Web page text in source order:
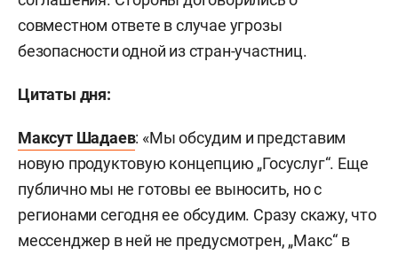
совместном ответе в случае угрозы
безопасности одной из стран-участниц.
Цитаты дня:
Максут Шадаев: «Мы обсудим и представим
новую продуктовую концепцию „Госуслуг“. Еще
публично мы не готовы ее выносить, но с
регионами сегодня ее обсудим. Сразу скажу, что
мессенджер в ней не предусмотрен, „Макс“ в